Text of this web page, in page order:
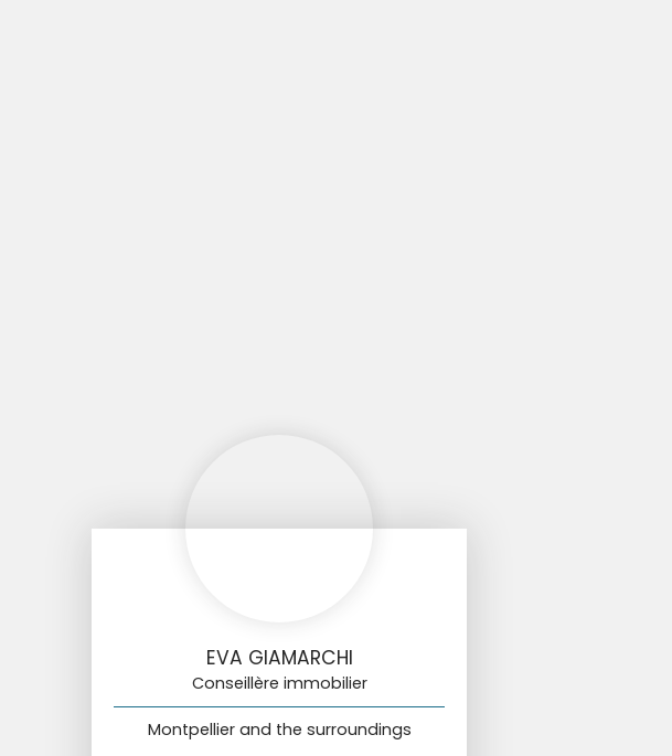
EVA GIAMARCHI
Conseillère immobilier
Montpellier and the surroundings